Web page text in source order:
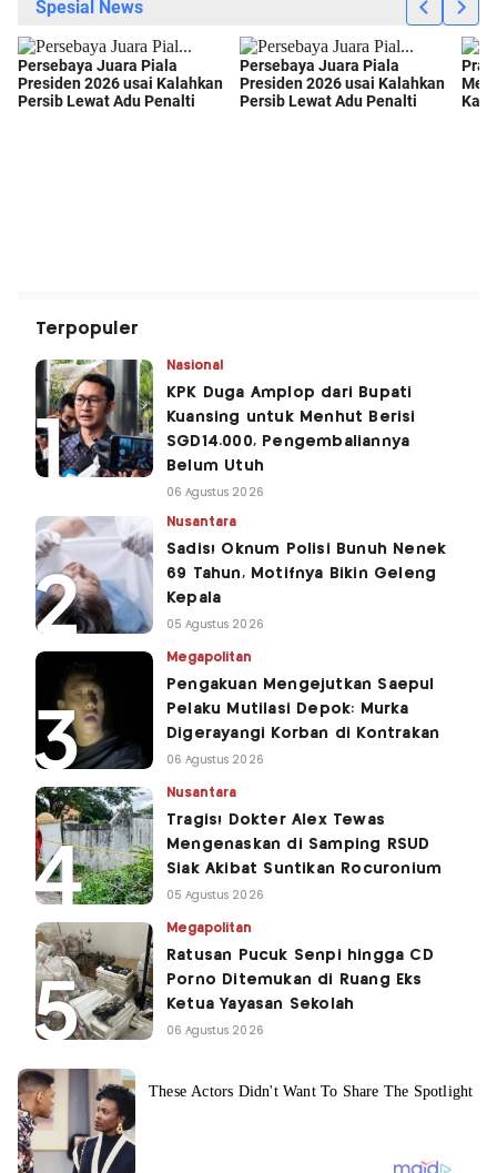
Terpopuler
Nasional
KPK Duga Amplop dari Bupati
Kuansing untuk Menhut Berisi
SGD14.000, Pengembaliannya
Belum Utuh
06 Agustus 2026
Nusantara
Sadis! Oknum Polisi Bunuh Nenek
69 Tahun, Motifnya Bikin Geleng
Kepala
05 Agustus 2026
Megapolitan
Pengakuan Mengejutkan Saepul
Pelaku Mutilasi Depok: Murka
Digerayangi Korban di Kontrakan
06 Agustus 2026
Nusantara
Tragis! Dokter Alex Tewas
Mengenaskan di Samping RSUD
Siak Akibat Suntikan Rocuronium
05 Agustus 2026
Megapolitan
Ratusan Pucuk Senpi hingga CD
Porno Ditemukan di Ruang Eks
Ketua Yayasan Sekolah
06 Agustus 2026